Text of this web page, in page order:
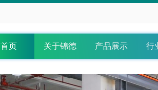
首页 关于锦德 产品展示 行